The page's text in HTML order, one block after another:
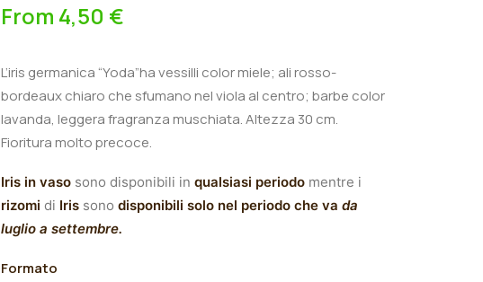
From 4,50 €
L’iris germanica “Yoda”ha vessilli color miele; ali rosso-
bordeaux chiaro che sfumano nel viola al centro; barbe color
lavanda, leggera fragranza muschiata.Altezza 30 cm.
Fioritura molto precoce.
Iris in vaso sono disponibili in qualsiasi periodo mentre i
rizomi di Iris sono disponibili solo nel periodo che va da
luglio a settembre.
Formato